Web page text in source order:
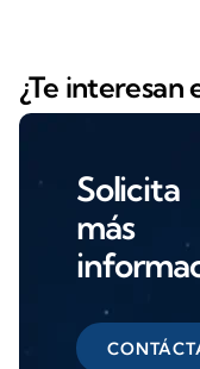
¿Te interesan
Solicita
más